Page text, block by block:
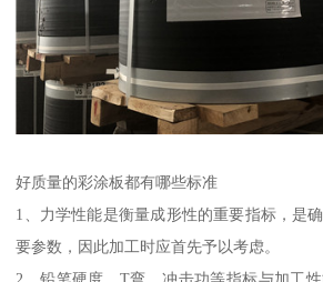
好质量的彩涂板都有哪些标准
1、力学性能是衡量成形性的重要指标，是
要参数，因此加工时应首先予以考虑。
2、铅笔硬度、T弯、冲击功等指标与加工